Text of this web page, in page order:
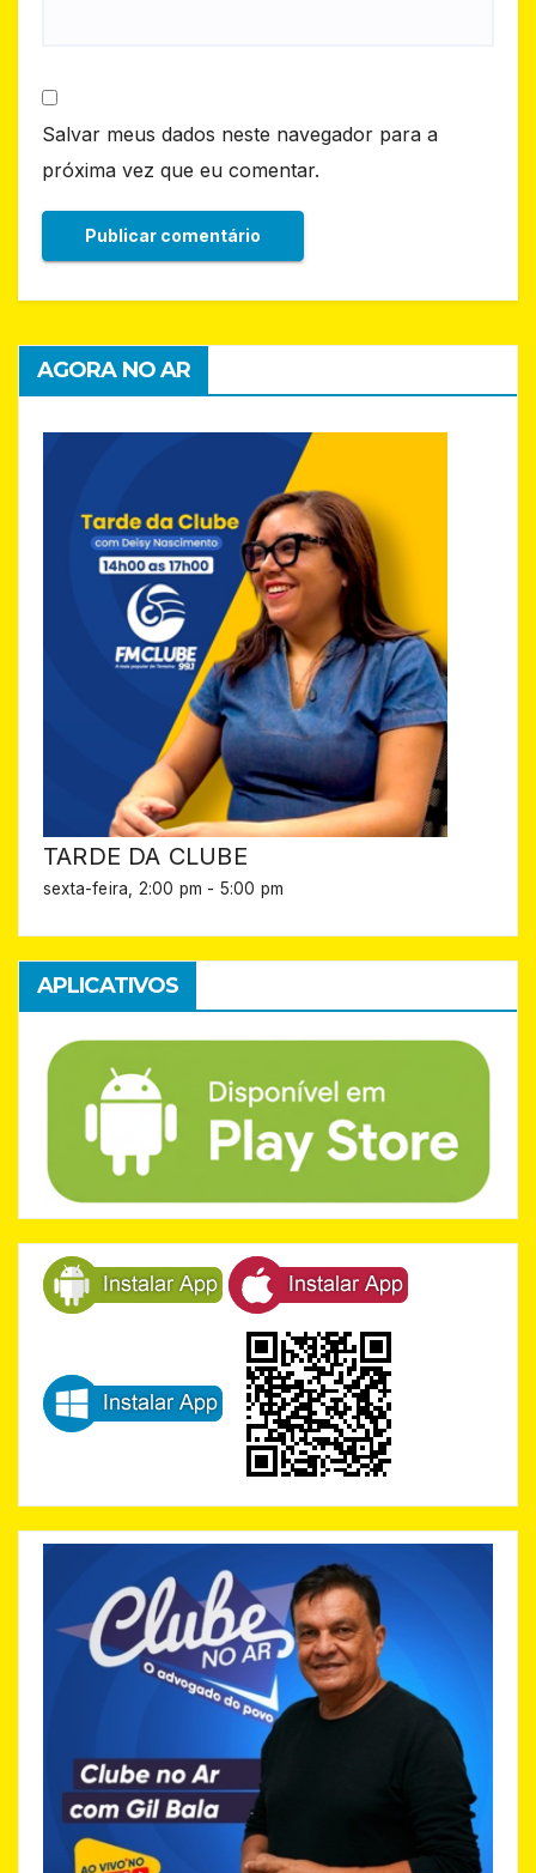
Salvar meus dados neste navegador para a
próxima vez que eu comentar.
AGORA NO AR
TARDE DA CLUBE
sexta-feira, 2:00 pm - 5:00 pm
APLICATIVOS